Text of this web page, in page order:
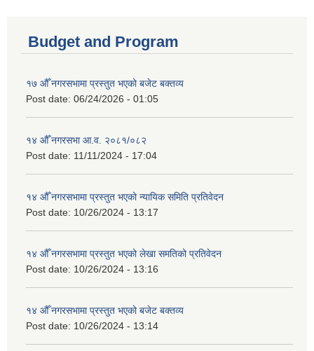
Budget and Program
१७ औँ नगरसभामा प्रस्तुत भएको बजेट बक्तव्य
Post date: 06/24/2026 - 01:05
१४ औँ नगरसभा आ.व. २०८१/०८२
Post date: 11/11/2024 - 17:04
१४ औँ नगरसभामा प्रस्तुत भएको न्यायिक समिति प्रतिवेदन
Post date: 10/26/2024 - 13:17
१४ औँ नगरसभामा प्रस्तुत भएको लेखा समतिको प्रतिवेदन
Post date: 10/26/2024 - 13:16
१४ औँ नगरसभामा प्रस्तुत भएको बजेट बक्तव्य
Post date: 10/26/2024 - 13:14